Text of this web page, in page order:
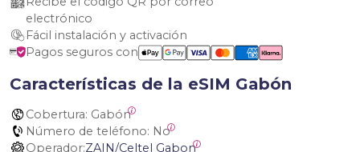
electrónico
Fácil instalación y activación
Pagos seguros con
Características de la eSIM Gabón
Cobertura: Gabón
Número de teléfono: No
Operador:ZAIN/Celtel Gabon